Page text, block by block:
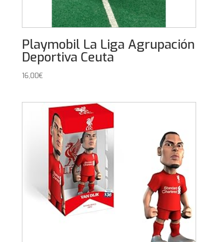
Playmobil La Liga Agrupación
Deportiva Ceuta
16,00€